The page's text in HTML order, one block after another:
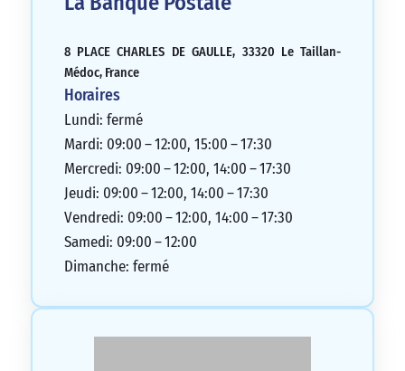
8 PLACE CHARLES DE GAULLE, 33320 Le Taillan-
Médoc, France
Horaires
Lundi: fermé
Mardi: 09:00 – 12:00, 15:00 – 17:30
Mercredi: 09:00 – 12:00, 14:00 – 17:30
Jeudi: 09:00 – 12:00, 14:00 – 17:30
Vendredi: 09:00 – 12:00, 14:00 – 17:30
Samedi: 09:00 – 12:00
Dimanche: fermé